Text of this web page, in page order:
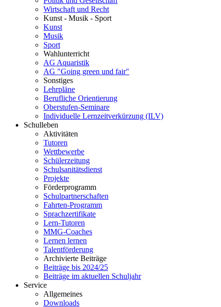
Wirtschaft und Recht
Kunst - Musik - Sport
Kunst
Musik
Sport
Wahlunterricht
AG Aquaristik
AG "Going green und fair"
Sonstiges
Lehrpläne
Berufliche Orientierung
Oberstufen-Seminare
Individuelle Lernzeitverkürzung (ILV)
Schulleben
Aktivitäten
Tutoren
Wettbewerbe
Schülerzeitung
Schulsanitätsdienst
Projekte
Förderprogramm
Schulpartnerschaften
Fahrten-Programm
Sprachzertifikate
Lern-Tutoren
MMG-Coaches
Lernen lernen
Talentförderung
Archivierte Beiträge
Beiträge bis 2024/25
Beiträge im aktuellen Schuljahr
Service
Allgemeines
Downloads